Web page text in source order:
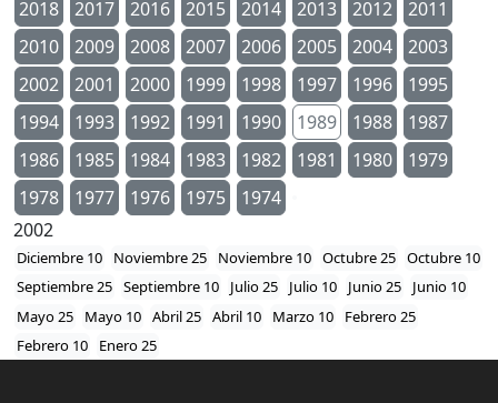
2018
2017 2016 2015 2014 2013 2012
2011
2010
2009 2008 2007 2006 2005 2004
2003
2002
2001 2000 1999 1998 1997 1996
1995
1994
1993 1992 1991 1990 1989 1988
1987
1986
1985 1984 1983 1982 1981 1980
1979
1978
1977 1976 1975
1974
2002
Diciembre 10 Noviembre 25 Noviembre 10 Octubre 25 Octubre 10
Septiembre 25 Septiembre 10 Julio 25 Julio 10 Junio 25
Junio 10
Mayo 25
Mayo 10 Abril 25 Abril 10 Marzo 10
Febrero 25
Febrero 10
Enero 25